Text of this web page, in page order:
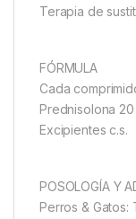
Terapia de
FÓRMULA
Cada
Prednisolona 20
Excipientes c.s.
POSOLOGÍA Y
Perros & Gatos: